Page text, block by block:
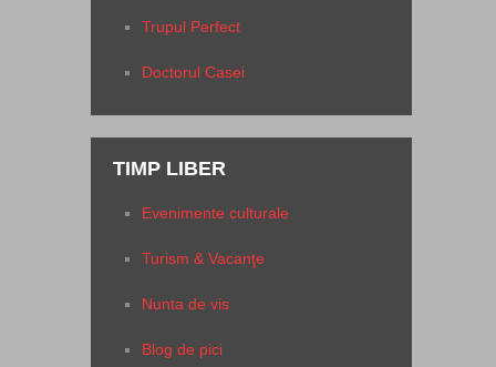
Trupul Perfect
Doctorul Casei
TIMP LIBER
Evenimente culturale
Turism & Vacanţe
Nunta de vis
Blog de pici